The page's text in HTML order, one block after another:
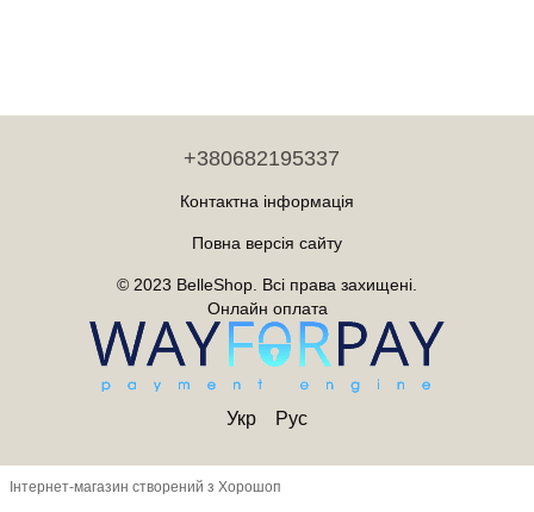
+380682195337
Контактна інформація
Повна версія сайту
© 2023 BelleShop. Всі права захищені.
Онлайн оплата
Укр Рус
Інтернет-магазин створений з Хорошоп